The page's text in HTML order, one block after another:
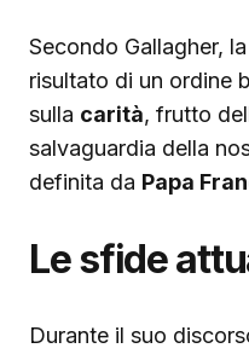
Secondo Gallagher,
risultato di un ordine
sulla carità, frutto
salvaguardia della
definita da Papa
Le sfide
Durante il suo